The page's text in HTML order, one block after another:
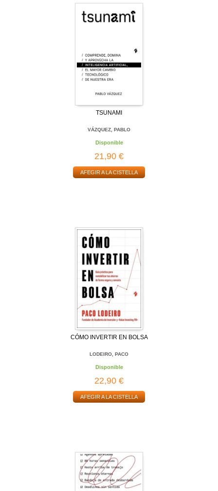
TSUNAMI
VÁZQUEZ, PABLO
Disponible
21,90 €
AFEGIR A LA CISTELLA
CÓMO INVERTIR EN BOLSA
LODEIRO, PACO
Disponible
22,90 €
AFEGIR A LA CISTELLA